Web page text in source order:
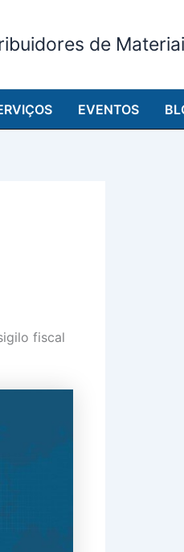
de
EVENTOS
fiscal